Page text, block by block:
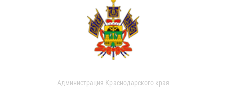
Администрация Краснодарского края